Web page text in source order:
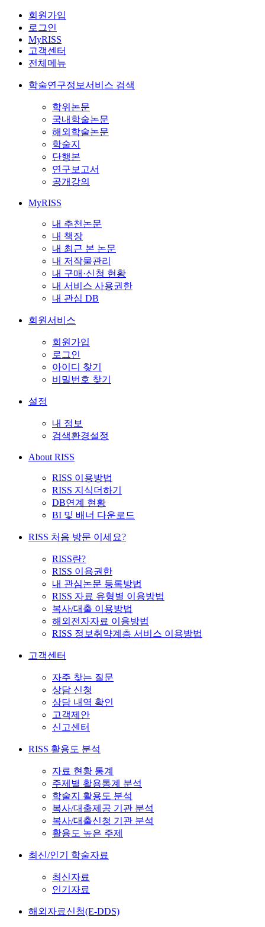
회원가입
로그인
MyRISS
고객센터
전체메뉴
학술연구정보서비스 검색
학위논문
국내학술논문
해외학술논문
학술지
단행본
연구보고서
공개강의
MyRISS
내 추천논문
내 책장
내 최근 본 논문
내 저작물관리
내 구매·신청 현황
내 서비스 사용권한
내 관심 DB
회원서비스
회원가입
로그인
아이디 찾기
비밀번호 찾기
설정
내 정보
검색환경설정
About RISS
RISS 이용방법
RISS 지식더하기
DB연계 현황
BI 및 배너 다운로드
RISS 처음 방문 이세요?
RISS란?
RISS 이용권한
내 관심논문 등록방법
RISS 자료 유형별 이용방법
복사/대출 이용방법
해외전자자료 이용방법
RISS 정보취약계층 서비스 이용방법
고객센터
자주 찾는 질문
상담 신청
상담 내역 확인
고객제안
신고센터
RISS 활용도 분석
자료 현황 통계
주제별 활용통계 분석
학술지 활용도 분석
복사/대출제공 기관 분석
복사/대출신청 기관 분석
활용도 높은 주제
최신/인기 학술자료
최신자료
인기자료
해외자료신청(E-DDS)